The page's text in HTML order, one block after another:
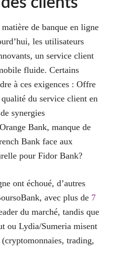
de banque en ligne
les utilisateurs
un service client
fluide. Certains
à ces exigences : Offre
du service client en
synergies
Bank, manque de
Bank face aux
pour Fidor Bank?
ont échoué, d’autres
avec plus de 7
du marché, tandis que
ou Lydia/Sumeria misent
trading,